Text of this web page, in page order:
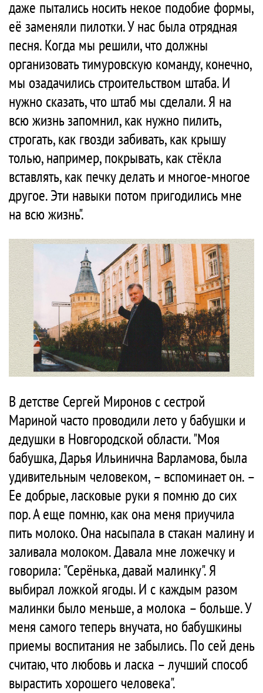
даже пытались носить некое подобие формы,
её заменяли пилотки. У нас была отрядная
песня. Когда мы решили, что должны
организовать тимуровскую команду, конечно,
мы озадачились строительством штаба. И
нужно сказать, что штаб мы сделали. Я на
всю жизнь запомнил, как нужно пилить,
строгать, как гвозди забивать, как крышу
толью, например, покрывать, как стёкла
вставлять, как печку делать и многое-многое
другое. Эти навыки потом пригодились мне
на всю жизнь".
В детстве Сергей Миронов с сестрой
Мариной часто проводили лето у бабушки и
дедушки в Новгородской области. "Моя
бабушка, Дарья Ильинична Варламова, была
удивительным человеком, – вспоминает он. –
Ее добрые, ласковые руки я помню до сих
пор. А еще помню, как она меня приучила
пить молоко. Она насыпала в стакан малину и
заливала молоком. Давала мне ложечку и
говорила: "Серёнька, давай малинку". Я
выбирал ложкой ягоды. И с каждым разом
малинки было меньше, а молока – больше. У
меня самого теперь внучата, но бабушкины
приемы воспитания не забылись. По сей день
считаю, что любовь и ласка – лучший способ
вырастить хорошего человека".